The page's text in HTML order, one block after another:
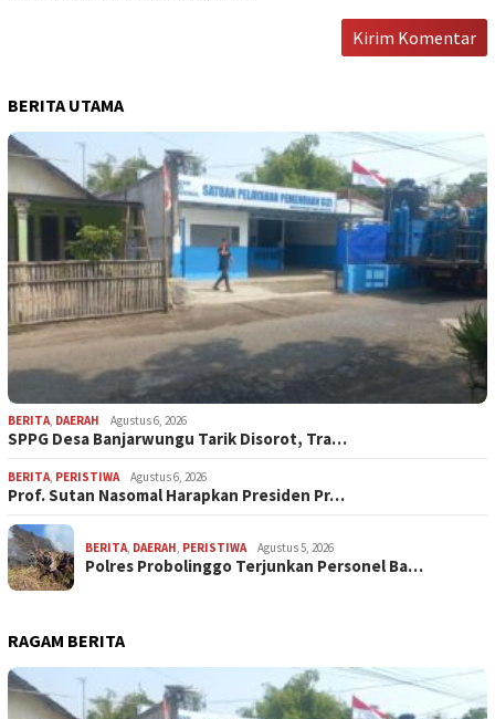
BERITA UTAMA
BERITA DAERAH Agustus 6, 2026
SPPG Desa Banjarwungu Tarik Disorot, Tra…
BERITA PERISTIWA Agustus 6, 2026
Prof. Sutan Nasomal Harapkan Presiden Pr…
BERITA DAERAH PERISTIWA Agustus 5, 2026
Polres Probolinggo Terjunkan Personel Ba…
RAGAM BERITA